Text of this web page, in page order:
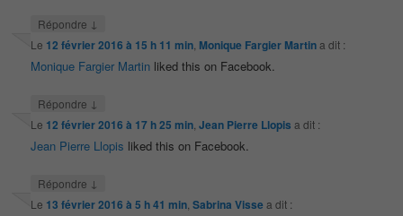
Répondre ↓
Le 12 février 2016 à 15 h 11 min Monique Fargier Martina dit :
Monique Fargier Martin liked this on Facebook.
Répondre ↓
Le 12 février 2016 à 17 h 25 min ,Jean Pierre Llopis a dit :
Jean Pierre Llopis liked this on Facebook.
Répondre ↓
Le 13 février 2016 à 5 h 41 min,Sabrina Visse a dit :